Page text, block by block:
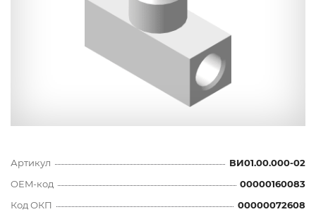
Артикул
ВИ01.00.000-02
OEM-код
00000160083
Код ОКП
00000072608